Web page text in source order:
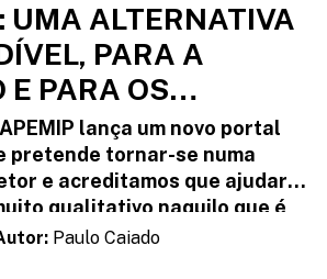
UMA ALTERNATIVA
PARA A
E PARA OS
lança um novo portal
pretende tornar-se numa
e acreditamos que ajudará
qualitativo naquilo que é
de imobiliário em
Paulo Caiado